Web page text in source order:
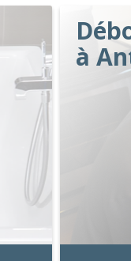
à